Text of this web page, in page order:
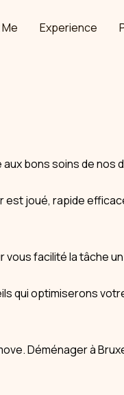
Experience
bons soins de nos
joué, rapide
facilité la tâche
qui optimiserons
Déménager à